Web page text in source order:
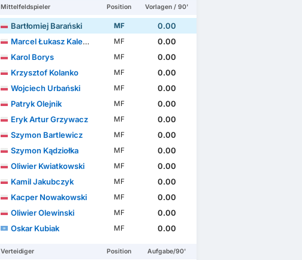
Mittelfeldspieler Position Vorlagen / 90'
Bartłomiej Barański MF
0.00
Marcel Łukasz Kalemba
MF
0.00
Karol Borys
MF
0.00
Krzysztof Kolanko
MF
0.00
Wojciech Urbański
MF
0.00
Patryk Olejnik
MF
0.00
Eryk Artur Grzywacz
MF
0.00
Szymon Bartlewicz
MF
0.00
Szymon Kądziołka
MF
0.00
Oliwier Kwiatkowski
MF
0.00
Kamil Jakubczyk
MF
0.00
Kacper Nowakowski
MF
0.00
Oliwier Olewinski
MF
0.00
Oskar Kubiak
MF 0.00
Verteidiger Position Aufgabe/90'